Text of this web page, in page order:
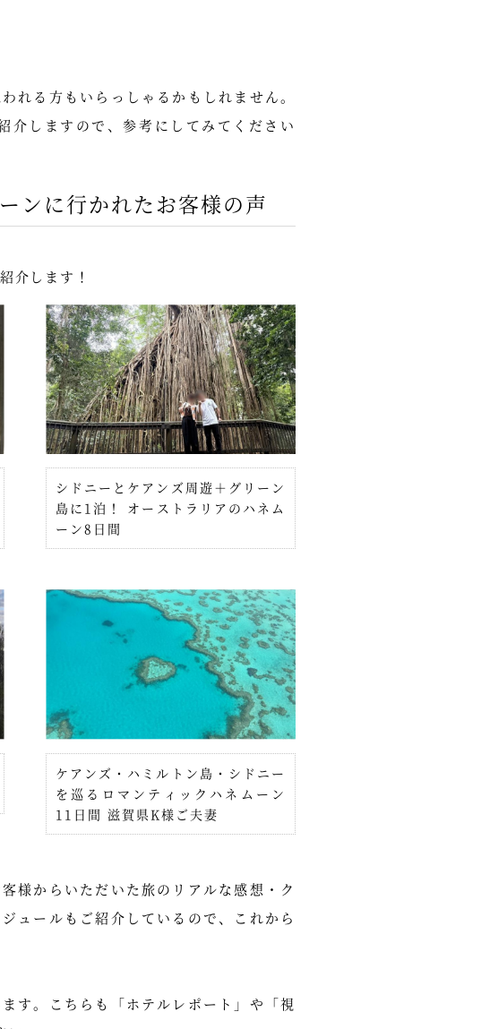
れる方もいらっしゃるかもしれません。
介しますので、参考にしてみてください
ンに行かれたお客様の声
介します！
シドニーとケアンズ周遊＋グリーン
島に1泊！ オーストラリアのハネム
ーン8日間
ケアンズ・ハミルトン島・シドニー
を巡るロマンティックハネムーン
11日間 滋賀県K様ご夫妻
様からいただいた旅のリアルな感想・ク
ュールもご紹介しているので、これから
す。こちらも「ホテルレポート」や「視